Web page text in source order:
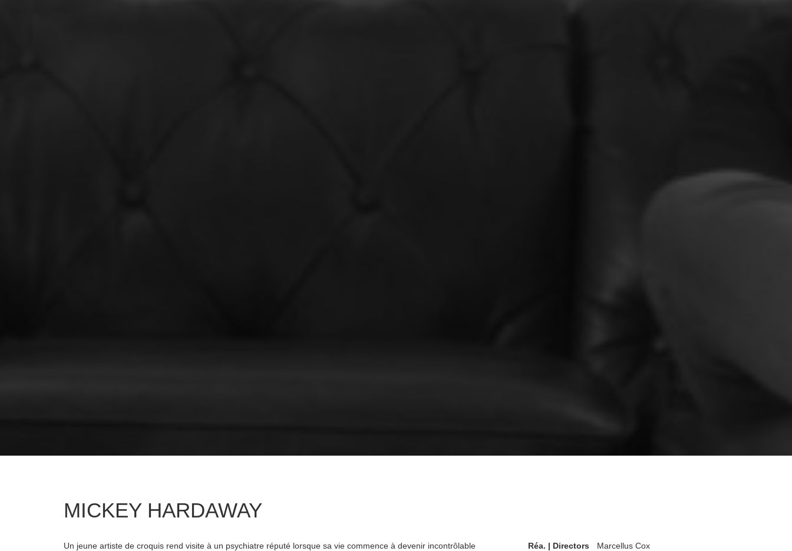
MICKEY HARDAWAY
Un jeune artiste de croquis rend visite à un psychiatre réputé lorsque sa vie commence à devenir incontrôlable
Réa. | Directors
Marcellus Cox